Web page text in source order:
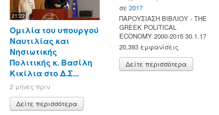
21:22
Ομιλία του υπουργού
Ναυτιλίας και
Νησιωτικής
Πολιτικής κ. Βασίλη
Κικίλια στο Δ.Σ...
2 μήνες πριν
Δείτε περισσότερα
σε 2017
ΠΑΡΟΥΣΙΑΣΗ ΒΙΒΛΙΟΥ - ΤΗΕ
GREEK POLITICAL
ECONOMY 2000-2015 30.1.17
20,393 εμφανίσεις
Δείτε περισσότερα